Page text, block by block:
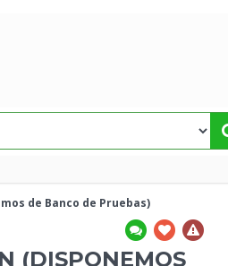
de Banco de Pruebas)
(DISPONEMOS